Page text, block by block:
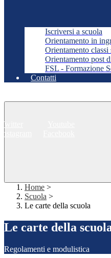
Iscriversi a scuola
Orientamento in
Orientamento classi
Orientamento post
FSL - Formazione
Contatti
Twitter
Instagram
Home >
Scuola >
Le carte della scuola
Le carte della
Regolamenti e modulistica